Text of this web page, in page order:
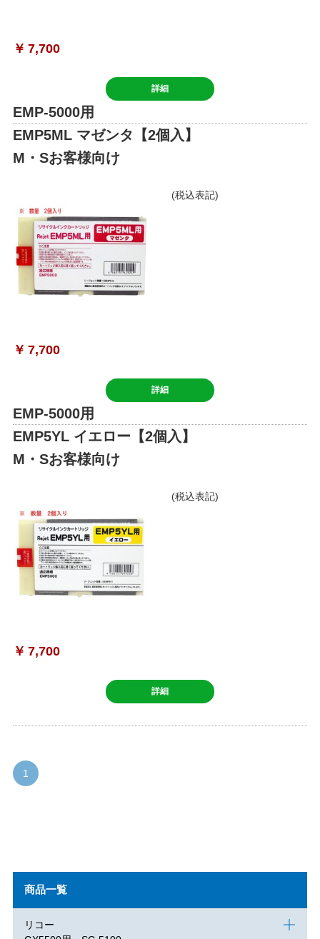
￥ 7,700
詳細
EMP-5000用
EMP5ML マゼンタ【2個入】
M・Sお客様向け
(税込表記)
￥ 7,700
詳細
EMP-5000用
EMP5YL イエロー【2個入】
M・Sお客様向け
(税込表記)
￥ 7,700
詳細
1
商品一覧
リコー